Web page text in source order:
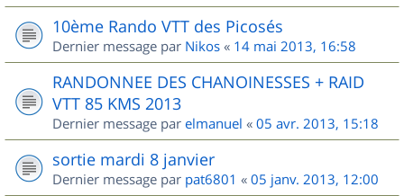
10ème Rando VTT des Picosés
Dernier message par Nikos « 14 mai 2013, 16:58
RANDONNEE DES CHANOINESSES + RAID
VTT 85 KMS 2013
Dernier message par elmanuel « 05 avr. 2013, 15:18
sortie mardi 8 janvier
Dernier message par pat6801 « 05 janv. 2013, 12:00